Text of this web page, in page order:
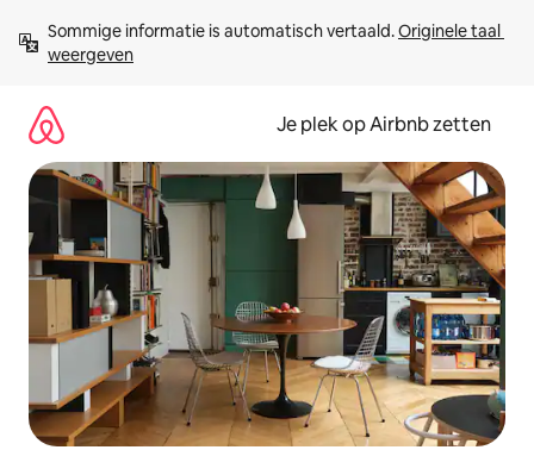
direct
naar
Sommige informatie is automatisch vertaald. Originele taal
weergeven
Je plek op Airbnb zetten